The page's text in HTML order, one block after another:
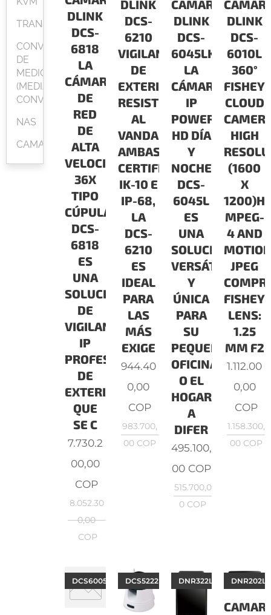
TRANSCEIVER
CONVERSOR
DE
MEDIOS
(MEDIA
CONVERTER)
NAS
CAMARAS
DLINK
DCS-
6818
LA
CÁMARA
DE
RED
DE
ALTA
VELOCIDAD
36X
TIPO
CÚPULA
DCS-
6818
ES
UNA
SOLUCIÓN
DE
VIGILANCIA
IP
PROFESIONAL
DE
EXTERIORES
QUE
SE C
7.730.2
00,00
COP
8.052.30
0,00
COP
DLINK
DCS-
6210
VIGILANCIA
DE
EXTERIOR
RESISTENTE
AL
VANDALISMOCON
AMBAS
CERTIFICACIONES
IK-10 E
IP-68,
LA
DCS-
6210
ES
IDEAL
PARA
LAS
MÁS
EXIGE
944.40
0,00
COP
983.700,
00 COP
CAMARAS
DLINK
DCS-
6045LKT
LA
CÁMARA
IP
POWERLINE
HD DÍA
Y
NOCHE
DCS-
6045L
ES
UNA
SOLUCIÓN
VERSÁTIL
Y
ÚNICA
PARA
SU
PEQUEÑA
OFICINA
O EL
HOGAR.
A
DIFER
495.100,
00COP
515.700,0
0 COP
DLINK
DCS-
6010L
360°
CLOUD
HIGH
(1600
X
MPEG-
4 AND
JPEG
LENS:
1.25
MM F2
1.112.00
0,00
COP
1.158.300,
00COP
DCS6005L DCS5222L DNR322L DNR202L